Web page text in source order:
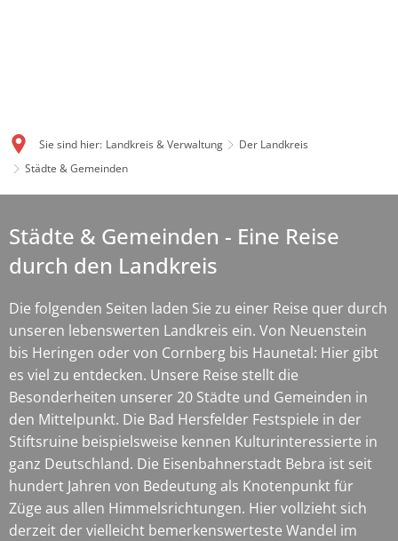
Sie sind hier: Landkreis & Verwaltung
Der Landkreis
Städte & Gemeinden
&
Gemeinden
Städte & Gemeinden - Eine Reise
durch den Landkreis
Die folgenden Seiten laden Sie zu einer Reise quer durch
unseren lebenswerten Landkreis ein. Von Neuenstein
bis Heringen oder von Cornberg bis Haunetal: Hier gibt
es viel zu entdecken. Unsere Reise stellt die
Besonderheiten unserer 20 Städte und Gemeinden in
den Mittelpunkt. Die Bad Hersfelder Festspiele in der
Stiftsruine beispielsweise kennen Kulturinteressierte in
ganz Deutschland. Die Eisenbahnerstadt Bebra ist seit
hundert Jahren von Bedeutung als Knotenpunkt für
Züge aus allen Himmelsrichtungen. Hier vollzieht sich
derzeit der vielleicht bemerkenswerteste Wandel im